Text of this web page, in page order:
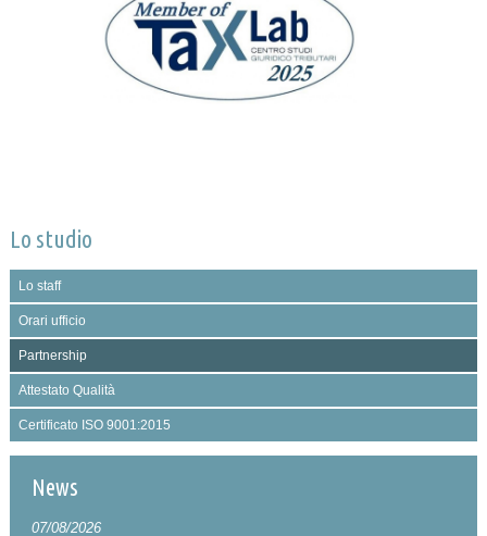
Lo studio
Lo staff
Orari ufficio
Partnership
Attestato Qualità
Certificato ISO 9001:2015
News
07/08/2026